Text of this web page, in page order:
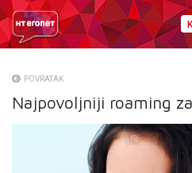
O NAMA
POVRATAK
Najpovoljniji roaming